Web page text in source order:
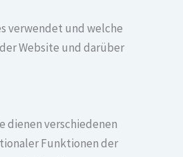
verwendet und welche
Website und darüber
dienen verschiedenen
Funktionen der